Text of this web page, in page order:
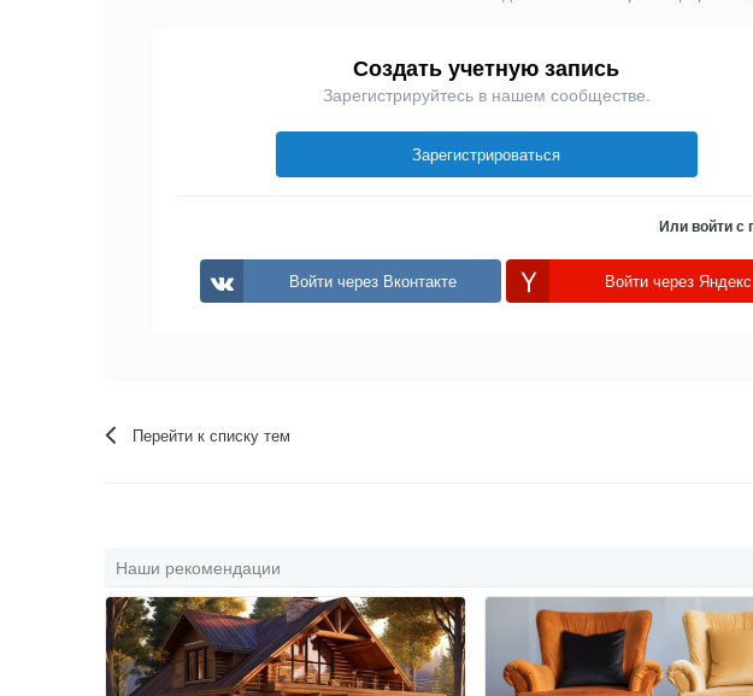
Создать учетную запись
Зарегистрируйтесь в нашем сообществе.
Зарегистрироваться
Или войти с
Войти через Вконтакте Войти через Яндекс
Перейти к списку тем
Наши рекомендации